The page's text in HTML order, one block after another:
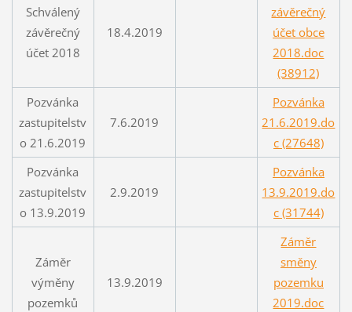
Schválený
závěrečný
účet 2018
18.4.2019
závěrečný
účet obce
2018.doc
(38912)
Pozvánka
zastupitelstv
o 21.6.2019
7.6.2019
Pozvánka
21.6.2019.do
c (27648)
Pozvánka
zastupitelstv
o 13.9.2019
2.9.2019
Pozvánka
13.9.2019.do
c (31744)
Záměr
výměny
pozemků
13.9.2019
Záměr
směny
pozemku
2019.doc